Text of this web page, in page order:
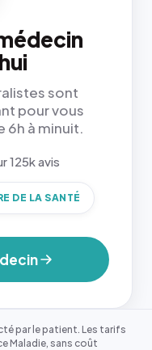
sont
pour vous
6h à minuit.
125k avis
DE LA SANTÉ
par le patient. Les tarifs
Maladie, sans coût